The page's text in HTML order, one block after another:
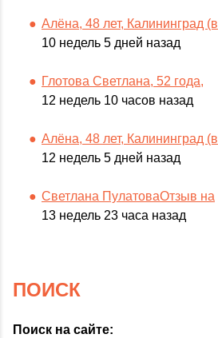
Алёна, 48 лет, Калининград (в
10 недель 5 дней назад
Глотова Светлана, 52 года,
12 недель 10 часов назад
Алёна, 48 лет, Калининград (в
12 недель 5 дней назад
Светлана ПулатоваОтзыв на
13 недель 23 часа назад
ПОИСК
Поиск на сайте: